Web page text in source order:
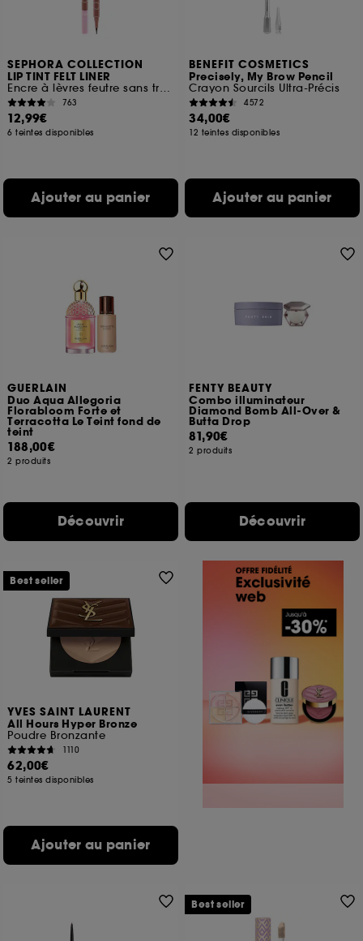
SEPHORA COLLECTION
LIP TINT FELT LINER
Encre à lèvres feutre sans transfert
763
12,99€
6 teintes disponibles
Ajouter au panier
BENEFIT COSMETICS
Precisely, My Brow Pencil
Crayon Sourcils Ultra-Précis
4572
34,00€
12 teintes disponibles
Ajouter au panier
GUERLAIN
Duo Aqua Allegoria
Florabloom Forte et
Terracotta Le Teint fond de
teint
188,00€
2 produits
Découvrir
FENTY BEAUTY
Combo illuminateur
Diamond Bomb All-Over &
Butta Drop
81,90€
2 produits
Découvrir
YVES SAINT LAURENT
All Hours Hyper Bronze
Poudre Bronzante
1110
62,00€
5 teintes disponibles
Ajouter au panier
Best seller
Best seller